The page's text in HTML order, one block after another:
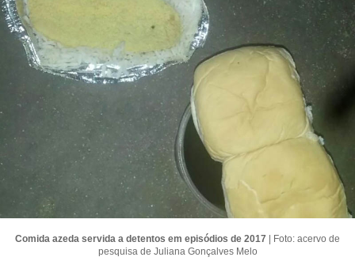
Comida azeda servida a detentos em episódios de 2017 | Foto: acervo de
pesquisa de Juliana Gonçalves Melo